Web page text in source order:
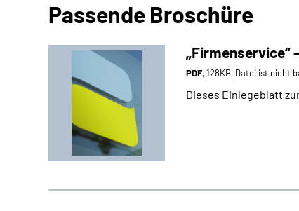
Passende Broschüre
„Firmenservice“
PDF, 128KB, Datei ist nicht
Dieses Einlegeblatt